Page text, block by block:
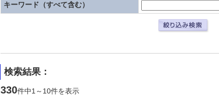
キーワード（すべて含む）
検索結果：
330件中1～10件を表示